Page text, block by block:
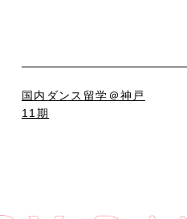
国内ダンス留学＠神戸
11期